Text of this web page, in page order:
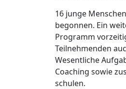
16 junge
begonnen. Ein
Programm
Teilnehmenden
Wesentliche
Coaching sowie
schulen.